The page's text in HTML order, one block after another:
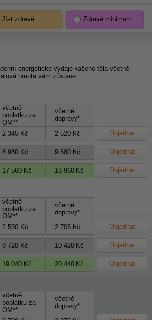
Jíst zdravě Zdravé minimum
energetické výdaje vašeho těla včetně
hmota vám zůstane.
včetně
poplatku za
OM**
včetně
dopravy*
2 345 Kč 2 520 Kč Objednat
8 980 Kč 9 680 Kč Objednat
17 560 Kč 18 960 Kč Objednat
včetně
poplatku za
OM**
včetně
dopravy*
2 530 Kč 2 705 Kč Objednat
9 720 Kč 10 420 Kč Objednat
19 040 Kč 20 440 Kč Objednat
včetně
poplatku za
OM**
včetně
dopravy*